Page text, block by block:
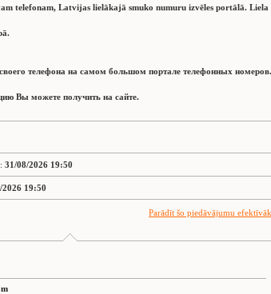
telefonam, Latvijas lielākajā smuko numuru izvēles portālā. Liela
телефона на самом большом портале телефонных
Вы можете получить на сайте.
31/08/2026 19:50
2026 19:50
Parādīt šo piedāvājumu efektīvāk